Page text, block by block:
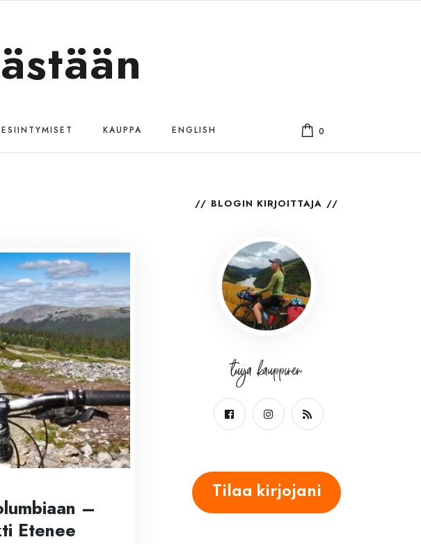
ESIINTYMISET KAUPPA ENGLISH 0
–
Etenee
BLOGIN KIRJOITTAJA
tuija kauppinen
Tilaa kirjojani